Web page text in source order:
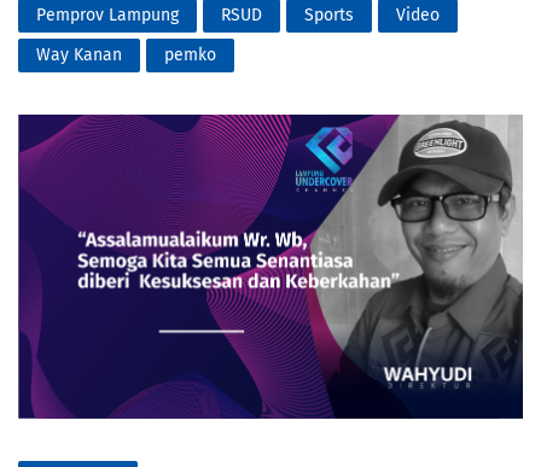
Pemprov Lampung
RSUD Sports
Video
Way Kanan
pemko